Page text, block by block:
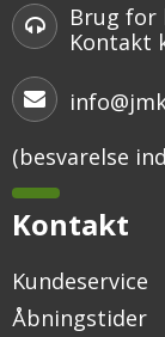
Brug for
Kontakt
(besvarelse
Kontakt
Kundeservice
Åbningstider